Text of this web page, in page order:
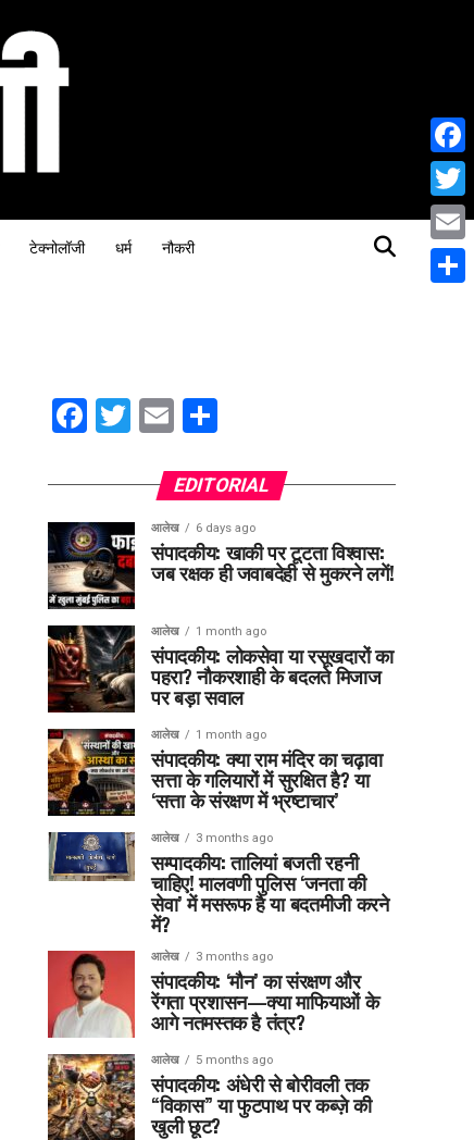
टेक्नोलॉजी धर्म नौकरी
Facebook
Twitter
Email
EDITORIAL
आलेख 6 days ago
संपादकीय: खाकी पर टूटता विश्वास:
जब रक्षक ही जवाबदेही से मुकरने लगें!
आलेख 1 month ago
संपादकीय: लोकसेवा या रसूखदारों का
पहरा? नौकरशाही के बदलते मिजाज
पर बड़ा सवाल
आलेख 1 month ago
संपादकीय: क्या राम मंदिर का चढ़ावा
सत्ता के गलियारों में सुरक्षित है? या
‘सत्ता के संरक्षण में भ्रष्टाचार’
आलेख 3 months ago
सम्पादकीय: तालियां बजती रहनी
चाहिए! मालवणी पुलिस ‘जनता की
सेवा’ में मसरूफ है या बदतमीजी करने
में?
आलेख 3 months ago
संपादकीय: ‘मौन’ का संरक्षण और
रेंगता प्रशासन—क्या माफियाओं के
आगे नतमस्तक है तंत्र?
आलेख 5 months ago
संपादकीय: अंधेरी से बोरीवली तक
“विकास” या फुटपाथ पर कब्ज़े की
खुली छूट?
Email